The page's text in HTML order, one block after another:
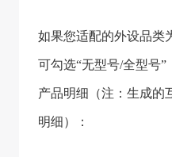
如果您适配的外设品类
可勾选“无型号/全型号
产品明细（注：生成的
明细）：